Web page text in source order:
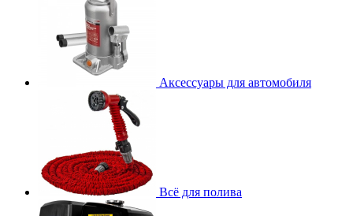
Аксессуары для автомобиля
Всё для полива